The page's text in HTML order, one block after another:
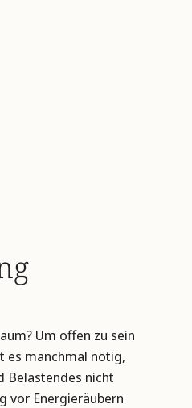
Um offen zu sein
es manchmal nötig,
Belastendes nicht
vor Energieräubern